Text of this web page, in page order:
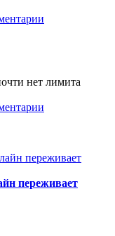
нет лимита
переживает